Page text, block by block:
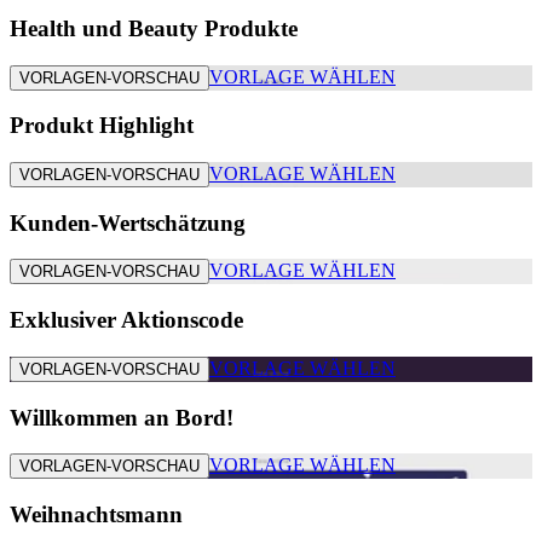
Health und Beauty Produkte
VORLAGEN-VORSCHAU VORLAGE WÄHLEN
Produkt Highlight
VORLAGEN-VORSCHAU VORLAGE WÄHLEN
Kunden-Wertschätzung
VORLAGEN-VORSCHAU VORLAGE WÄHLEN
Exklusiver Aktionscode
VORLAGEN-VORSCHAU VORLAGE WÄHLEN
Willkommen an Bord!
VORLAGEN-VORSCHAU VORLAGE WÄHLEN
Weihnachtsmann